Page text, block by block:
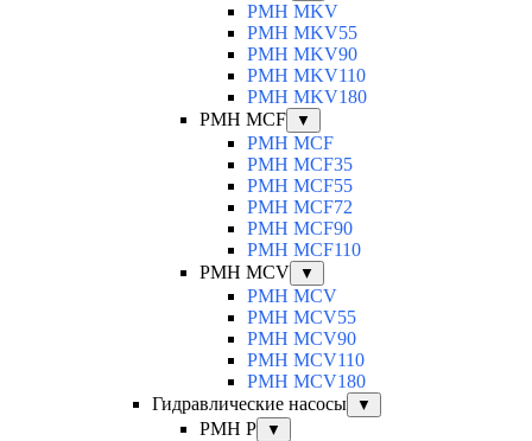
PMH MKV
PMH MKV55
PMH MKV90
PMH MKV110
PMH MKV180
PMH MCF
▼
PMH MCF
PMH MCF35
PMH MCF55
PMH MCF72
PMH MCF90
PMH MCF110
PMH MCV
▼
PMH MCV
PMH MCV55
PMH MCV90
PMH MCV110
PMH MCV180
Гидравлические насосы
▼
PMH P ▼